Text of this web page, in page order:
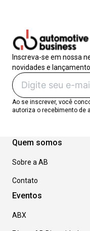
Inscreva-se em nossa
novidades e
Ao se inscrever, você
autoriza o recebimento de
Quem somos
Sobre a AB
Contato
Eventos
ABX